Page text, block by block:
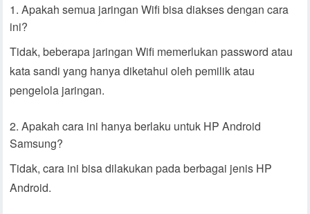
Apakah semua jaringan Wifi bisa diakses dengan cara
ini?
Tidak, beberapa jaringan Wifi memerlukan password atau
kata sandi yang hanya diketahui oleh pemilik atau
pengelola jaringan.
Apakah cara ini hanya berlaku untuk HP Android
Samsung?
Tidak, cara ini bisa dilakukan pada berbagai jenis HP
Android.